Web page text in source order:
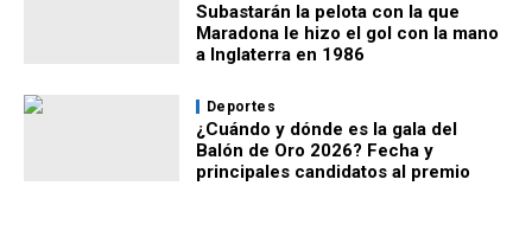
Subastarán la pelota con la que
Maradona le hizo el gol con la mano
a Inglaterra en 1986
Deportes
¿Cuándo y dónde es la gala del
Balón de Oro 2026? Fecha y
principales candidatos al premio